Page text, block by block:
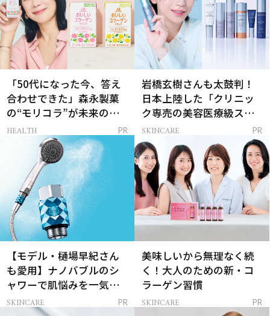
「50代になった今、答え
合わせできた」森永製菓
の“モリコラ”が未来のキ
レイを連れてくる！
HEALTH PR
岩橋玄樹さんも太鼓判！
日本上陸した「クリニッ
ク専売の美容医療級スキ
ンケア」
SKINCARE PR
【モデル・樋場早紀さん
も愛用】ナノバブルのシ
ャワーで肌悩みを一気に
解決
SKINCARE PR
美味しいから無理なく続
く！大人のための新・コ
ラーゲン習慣
SKINCARE PR